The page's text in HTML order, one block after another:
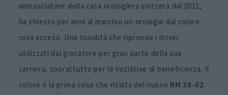
ambasciatore della casa orologiera svizzera dal 2011,
ha chiesto per anni al marchio un orologio dal colore
rosa acceso. Una tonalità che riprende i driver
utilizzati dal giocatore per gran parte della sua
carriera, soprattutto per le iniziative di beneficenza. Il
colore è la prima cosa che risalta del nuovo RM 38-02